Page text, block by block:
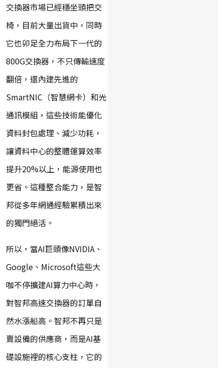
交換器市場已經穩坐頭把交
椅，目前大量出貨中，同時
它也卯足全力布局下一代的
800G交換器，不只傳輸速度
翻倍，還內建先進的
SmartNIC（智慧網卡）和光
通訊模組，這些技術能優化
資料封包處理、減少功耗，
讓資料中心的整體運算效率
提升20%以上，能源使用也
更省。這種整合能力，是智
邦從多年網通經驗累積出來
的獨門絕活。
所以，當AI巨頭像NVIDIA、
Google、Microsoft這些大
咖不停擴建AI算力中心時，
對智邦高速交換器的訂單自
然水漲船高。智邦不再只是
賣設備的供應商，而是AI基
礎設施裡的核心支柱，它的